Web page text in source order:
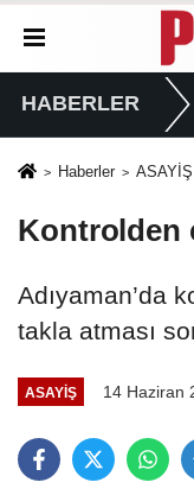
HABERLER
Haberler ASAYİŞ
Kontrolden
Adıyaman’da
takla atması
ASAYİŞ 14 Haziran